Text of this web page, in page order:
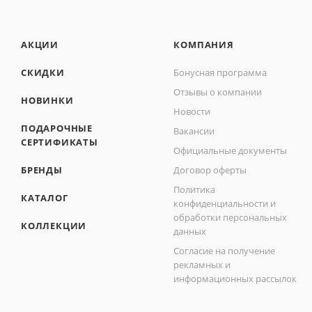
АКЦИИ
СКИДКИ
НОВИНКИ
ПОДАРОЧНЫЕ
СЕРТИФИКАТЫ
БРЕНДЫ
КАТАЛОГ
КОЛЛЕКЦИИ
КОМПАНИЯ
Бонусная программа
Отзывы о компании
Новости
Вакансии
Официальные документы
Договор оферты
Политика
конфиденциальности и
обработки персональных
данных
Согласие на получение
рекламных и
информационных рассылок